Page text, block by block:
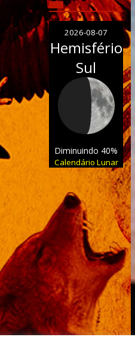
2026-08-07
Hemisfério
Sul
Diminuindo 40%
Calendário Lunar